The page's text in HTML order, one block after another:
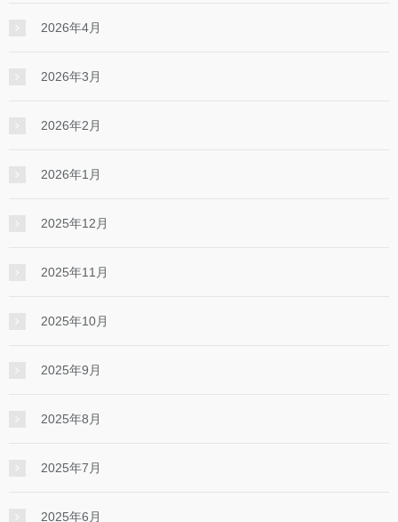
2026年4月
2026年3月
2026年2月
2026年1月
2025年12月
2025年11月
2025年10月
2025年9月
2025年8月
2025年7月
2025年6月